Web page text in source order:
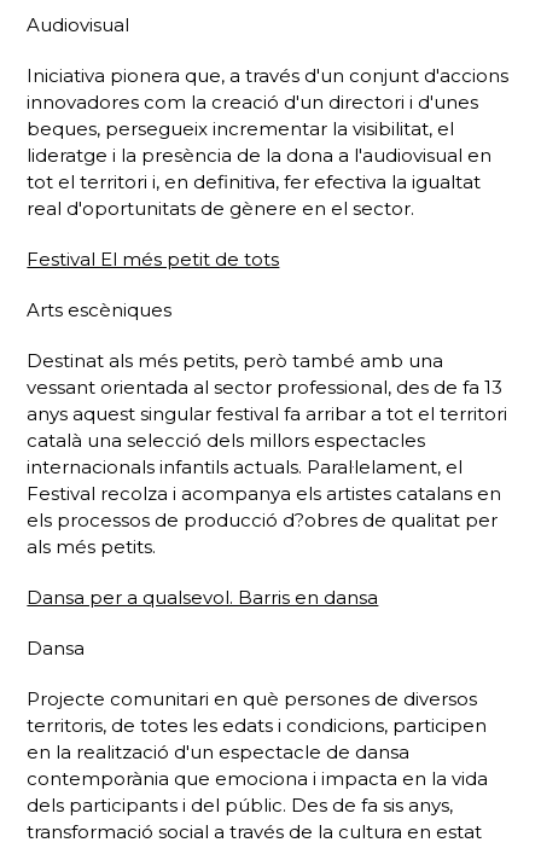
Audiovisual
Iniciativa pionera que, a través d'un conjunt d'accions
innovadores com la creació d'un directori i d'unes
beques, persegueix incrementar la visibilitat, el
lideratge i la presència de la dona a l'audiovisual en
tot el territori i, en definitiva, fer efectiva la igualtat
real d'oportunitats de gènere en el sector.
Festival El més petit de tots
Arts escèniques
Destinat als més petits, però també amb una
vessant orientada al sector professional, des de fa 13
anys aquest singular festival fa arribar a tot el territori
català una selecció dels millors espectacles
internacionals infantils actuals. Paral·lelament, el
Festival recolza i acompanya els artistes catalans en
els processos de producció d?obres de qualitat per
als més petits.
Dansa per a qualsevol. Barris en dansa
Dansa
Projecte comunitari en què persones de diversos
territoris, de totes les edats i condicions, participen
en la realització d'un espectacle de dansa
contemporània que emociona i impacta en la vida
dels participants i del públic. Des de fa sis anys,
transformació social a través de la cultura en estat